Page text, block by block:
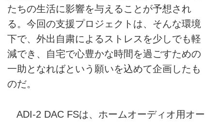
たちの生活に影響を与えることが予想され
る。今回の支援プロジェクトは、そんな環境
下で、外出自粛によるストレスを少しでも軽
減でき、自宅で心豊かな時間を過ごすための
一助となればという願いを込めて企画したも
のだ。
ADI-2 DAC FSは、ホームオーディオ用オー